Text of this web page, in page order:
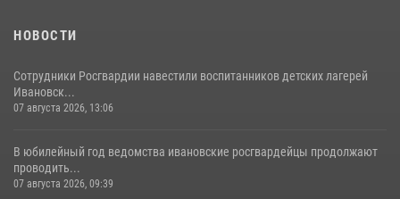
НОВОСТИ
Сотрудники Росгвардии навестили воспитанников детских лагерей
Ивановск...
07 августа 2026, 13:06
В юбилейный год ведомства ивановские росгвардейцы продолжают
проводить...
07 августа 2026, 09:39